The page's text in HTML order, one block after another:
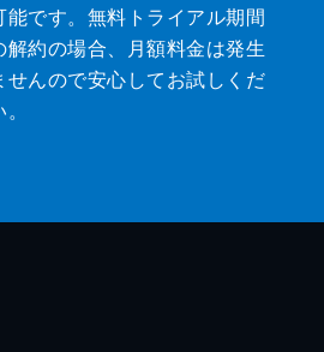
能です。無料トライアル期間
解約の場合、月額料金は発生
せんので安心してお試しくだ